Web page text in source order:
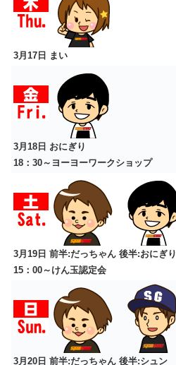
3月17日 まい
3月18日 おにぎり
18：30～ヨーヨーワークショップ
3月19日 前半:だっちゃん 後半:おにぎり
15：00～けん玉認定会
3月20日 前半:だっちゃん 後半:シュン